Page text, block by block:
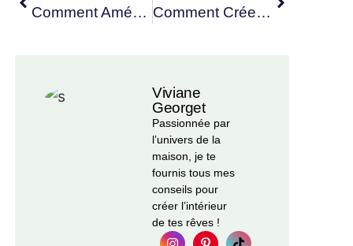
Comment Aménager L’extérieur De Votre Bien Immobilier ? Comment Créer Un Intérieur Cosy Grâce À L’artisanat ?
Viviane
Georget
Passionnée par
l’univers de la
maison, je te
fournis tous mes
conseils pour
créer l’intérieur
de tes rêves !